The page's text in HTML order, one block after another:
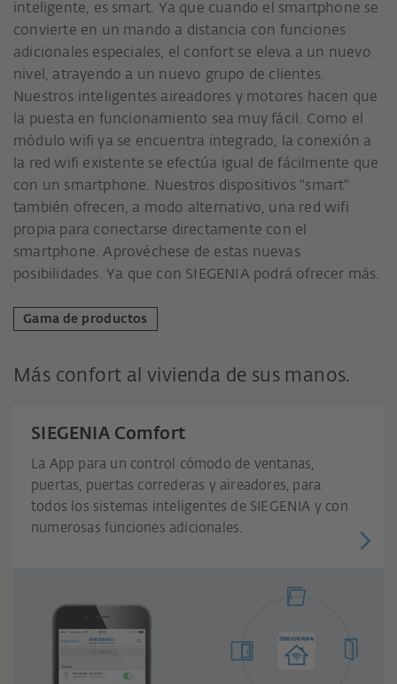
inteligente, es smart. Ya que cuando el smartphone se
convierte en un mando a distancia con funciones
adicionales especiales, el confort se eleva a un nuevo
nivel, atrayendo a un nuevo grupo de clientes.
Nuestros inteligentes aireadores y motores hacen que
la puesta en funcionamiento sea muy fácil. Como el
módulo wifi ya se encuentra integrado, la conexión a
la red wifi existente se efectúa igual de fácilmente que
con un smartphone. Nuestros dispositivos "smart"
también ofrecen, a modo alternativo, una red wifi
propia para conectarse directamente con el
smartphone. Aprovéchese de estas nuevas
posibilidades. Ya que con SIEGENIA podrá ofrecer más.
Gama de productos
Más confort al vivienda de sus manos.
SIEGENIA Comfort
La App para un control cómodo de ventanas,
puertas, puertas correderas y aireadores, para
todos los sistemas inteligentes de SIEGENIA y con
numerosas funciones adicionales.